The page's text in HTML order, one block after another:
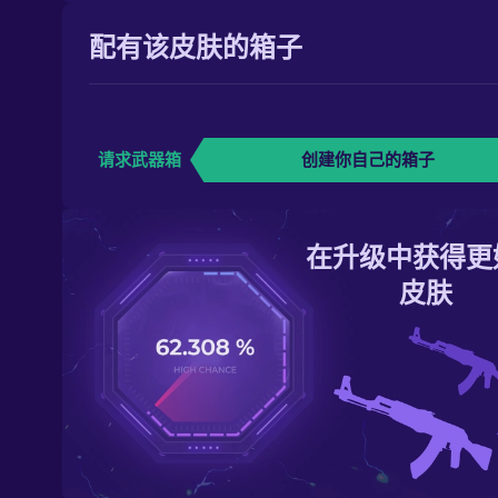
配有该皮肤的箱子
请求武器箱 创建你自己的箱子
在升级中获得
皮肤